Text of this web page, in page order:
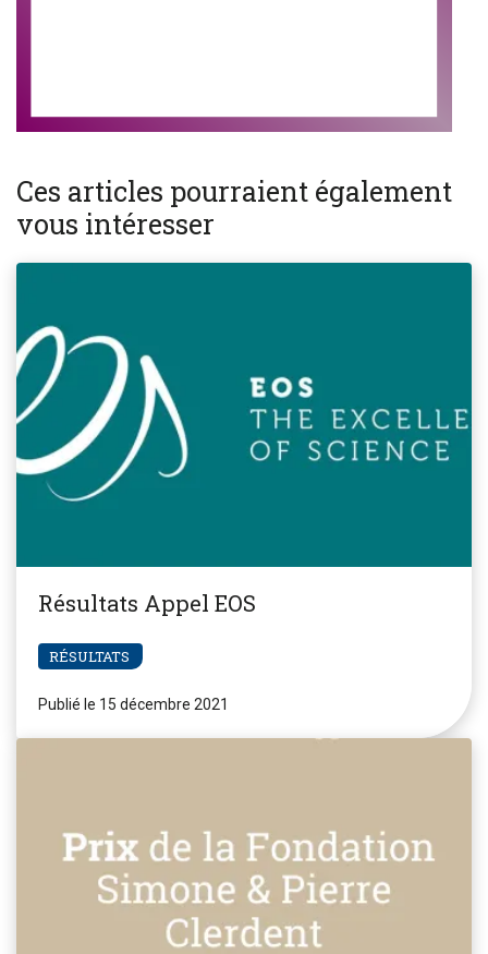
Ces articles pourraient également
vous intéresser
Résultats Appel EOS
RÉSULTATS
Publié le 15 décembre 2021